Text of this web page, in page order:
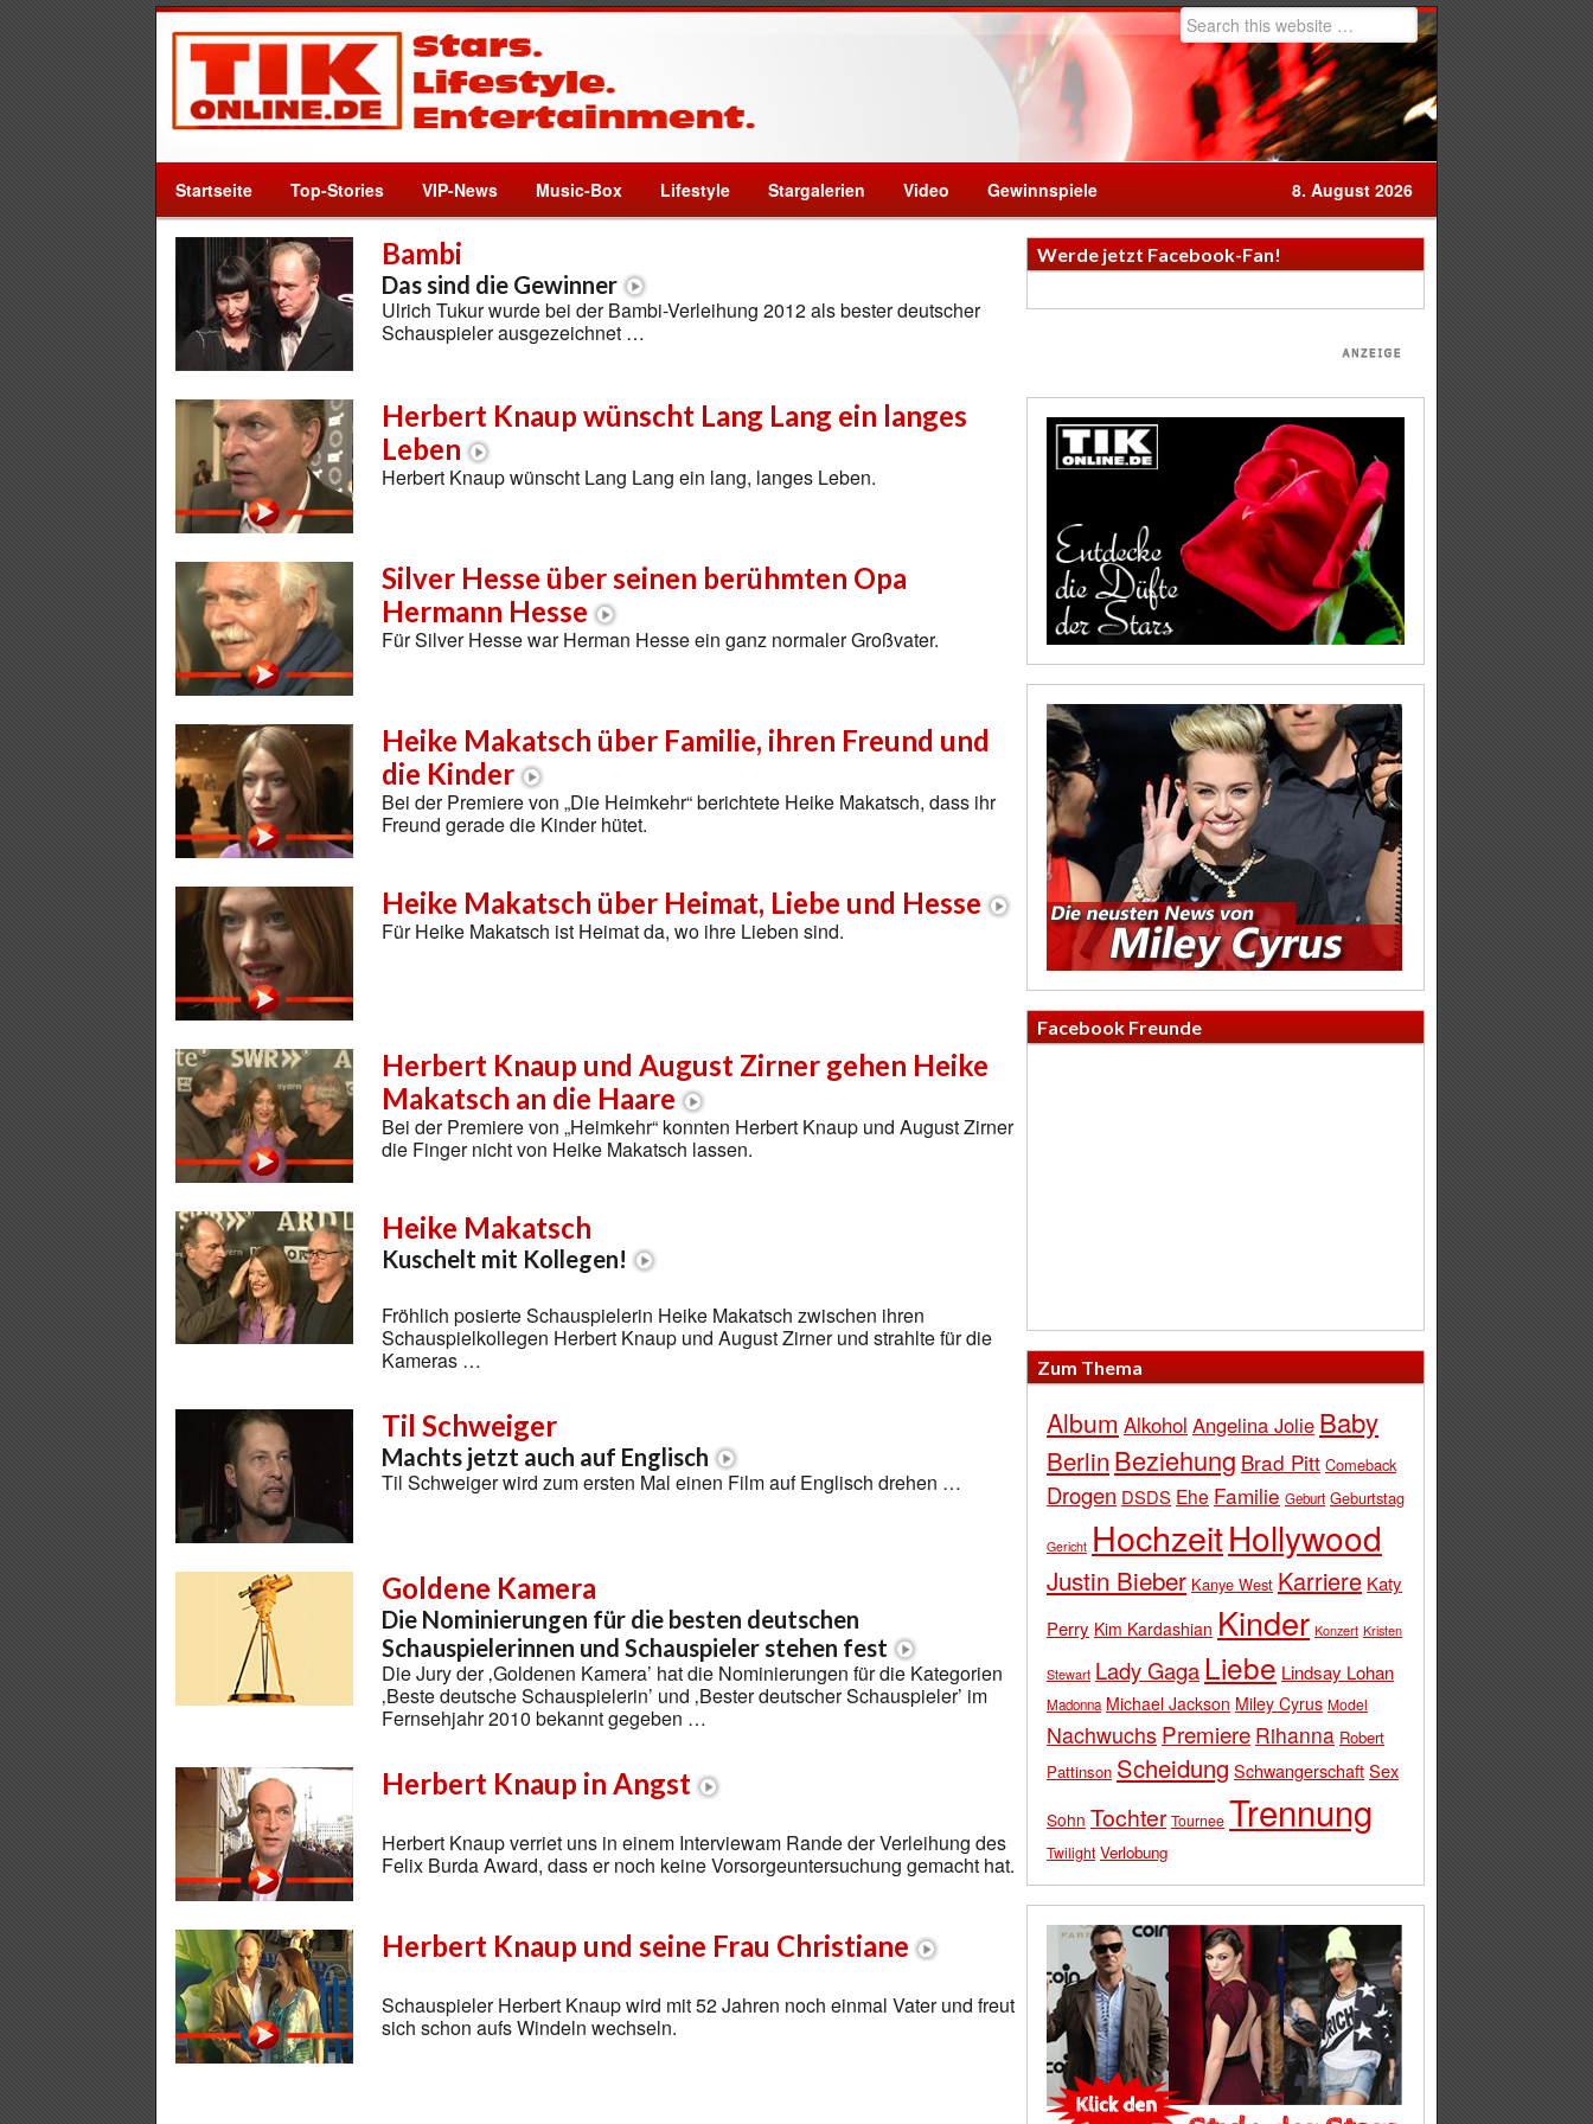
Startseite Top-Stories VIP-News Music-Box Lifestyle Stargalerien Video Gewinnspiele 8. August 2026
Bambi
Das sind die Gewinner
Ulrich Tukur wurde bei der Bambi-Verleihung 2012 als bester deutscher
Schauspieler ausgezeichnet …
Herbert Knaup wünscht Lang Lang ein langes
Leben
Herbert Knaup wünscht Lang Lang ein lang, langes Leben.
Silver Hesse über seinen berühmten Opa
Hermann Hesse
Für Silver Hesse war Herman Hesse ein ganz normaler Großvater.
Heike Makatsch über Familie, ihren Freund und
die Kinder
Bei der Premiere von „Die Heimkehr“ berichtete Heike Makatsch, dass ihr
Freund gerade die Kinder hütet.
Heike Makatsch über Heimat, Liebe und Hesse
Für Heike Makatsch ist Heimat da, wo ihre Lieben sind.
Herbert Knaup und August Zirner gehen Heike
Makatsch an die Haare
Bei der Premiere von „Heimkehr“ konnten Herbert Knaup und August Zirner
die Finger nicht von Heike Makatsch lassen.
Heike Makatsch
Kuschelt mit Kollegen!
Fröhlich posierte Schauspielerin Heike Makatsch zwischen ihren
Schauspielkollegen Herbert Knaup und August Zirner und strahlte für die
Kameras …
Til Schweiger
Machts jetzt auch auf Englisch
Til Schweiger wird zum ersten Mal einen Film auf Englisch drehen …
Goldene Kamera
Die Nominierungen für die besten deutschen
Schauspielerinnen und Schauspieler stehen fest
Die Jury der ‚Goldenen Kamera’ hat die Nominierungen für die Kategorien
‚Beste deutsche Schauspielerin’ und ‚Bester deutscher Schauspieler’ im
Fernsehjahr 2010 bekannt gegeben …
Herbert Knaup in Angst
Herbert Knaup verriet uns in einem Interviewam Rande der Verleihung des
Felix Burda Award, dass er noch keine Vorsorgeuntersuchung gemacht hat.
Herbert Knaup und seine Frau Christiane
Schauspieler Herbert Knaup wird mit 52 Jahren noch einmal Vater und freut
sich schon aufs Windeln wechseln.
Werde jetzt Facebook-Fan!
Facebook Freunde
Zum Thema
Album Alkohol Angelina Jolie Baby
Berlin Beziehung Brad Pitt Comeback
Drogen DSDS Ehe Familie Geburt Geburtstag
Gericht HochzeitHollywood
Justin Bieber Kanye West Karriere Katy
Perry Kim Kardashian Kinder Konzert Kristen
Stewart Lady Gaga Liebe Lindsay Lohan
Madonna Michael Jackson Miley Cyrus Model
Nachwuchs Premiere Rihanna Robert
Pattinson Scheidung SchwangerschaftSex
Sohn Tochter Tournee Trennung
Twilight Verlobung